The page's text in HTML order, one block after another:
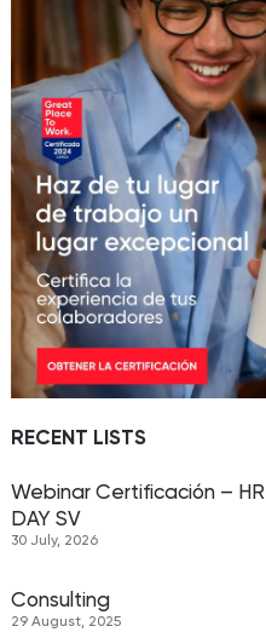
RECENT LISTS
Webinar Certificación – HR
DAY SV
30 July, 2026
Consulting
29 August, 2025